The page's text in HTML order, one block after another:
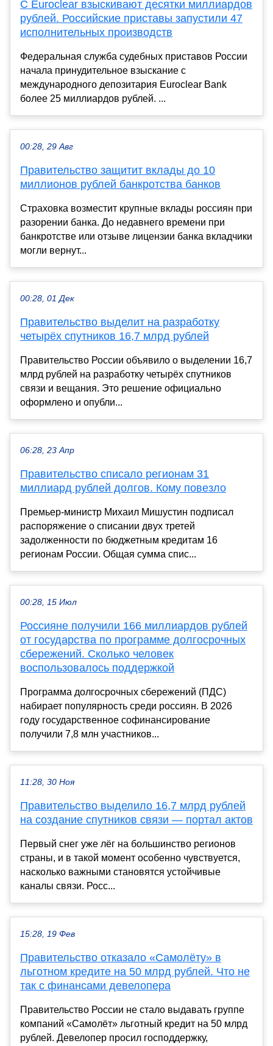
С Euroclear взыскивают десятки миллиардов
рублей. Российские приставы запустили 47
исполнительных производств
Федеральная служба судебных приставов России
начала принудительное взыскание с
международного депозитария Euroclear Bank
более 25 миллиардов рублей. ...
00:28, 29 Авг
Правительство защитит вклады до 10
миллионов рублей банкротства банков
Страховка возместит крупные вклады россиян при
разорении банка. До недавнего времени при
банкротстве или отзыве лицензии банка вкладчики
могли вернут...
00:28, 01 Дек
Правительство выделит на разработку
четырёх спутников 16,7 млрд рублей
Правительство России объявило о выделении 16,7
млрд рублей на разработку четырёх спутников
связи и вещания. Это решение официально
оформлено и опубли...
06:28, 23 Апр
Правительство списало регионам 31
миллиард рублей долгов. Кому повезло
Премьер-министр Михаил Мишустин подписал
распоряжение о списании двух третей
задолженности по бюджетным кредитам 16
регионам России. Общая сумма спис...
00:28, 15 Июл
Россияне получили 166 миллиардов рублей
от государства по программе долгосрочных
сбережений. Сколько человек
воспользовалось поддержкой
Программа долгосрочных сбережений (ПДС)
набирает популярность среди россиян. В 2026
году государственное софинансирование
получили 7,8 млн участников...
11:28, 30 Ноя
Правительство выделило 16,7 млрд рублей
на создание спутников связи — портал актов
Первый снег уже лёг на большинство регионов
страны, и в такой момент особенно чувствуется,
насколько важными становятся устойчивые
каналы связи. Росс...
15:28, 19 Фев
Правительство отказало «Самолёту» в
льготном кредите на 50 млрд рублей. Что не
так с финансами девелопера
Правительство России не стало выдавать группе
компаний «Самолёт» льготный кредит на 50 млрд
рублей. Девелопер просил господдержку,